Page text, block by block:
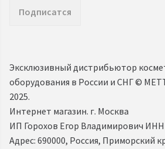
Подписатся
Эксклюзивный дистрибьютор
оборудования в России и СНГ ©️
2025.
Интернет магазин. г. Москва
ИП Горохов Егор Владимирович ИНН
Адрес: 690000, Россия, Приморский